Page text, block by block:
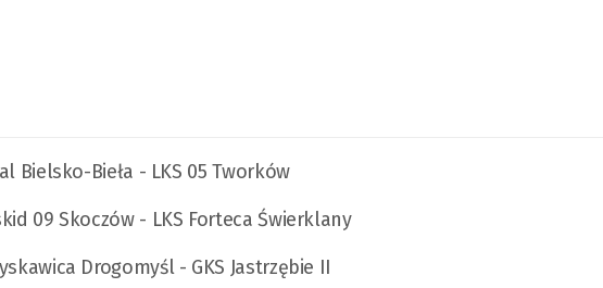
Bielsko-Bieła - LKS 05 Tworków
09 Skoczów - LKS Forteca Świerklany
Drogomyśl - GKS Jastrzębie II